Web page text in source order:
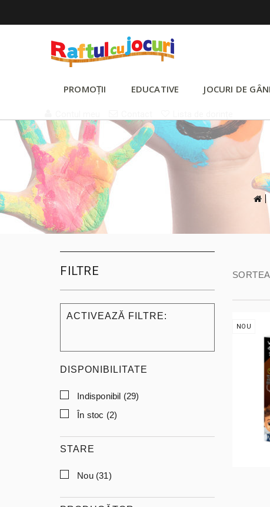
PROMOȚII EDUCATIVE JOCURI DE
>
FILTRE
ACTIVEAZĂ FILTRE:
DISPONIBILITATE
Indisponibil (29)
În stoc (2)
STARE
Nou(31)
NOU